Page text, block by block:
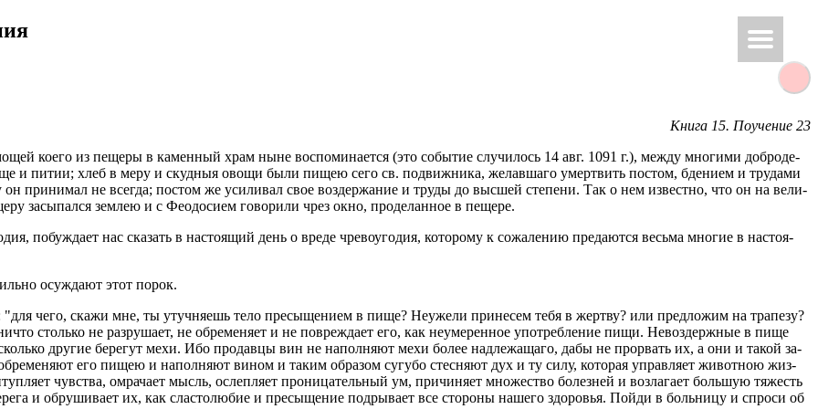
Книга 15. По­уче­ние 23
коего из пе­ще­ры в ка­мен­ный храм ныне вос­по­ми­на­ет­ся (это со­бы­тие слу­чи­лось 14 авг. 1091 г.), между мно­ги­ми доб­ро­де­
и питии; хлеб в меру и скуд­ныя овощи были пищею сего св. по­движ­ни­ка, же­лав­ша­го умерт­вить по­стом, бде­ни­ем и тру­да­ми
при­ни­мал не все­гда; по­стом же уси­ли­вал свое воз­дер­жа­ние и труды до выс­шей сте­пе­ни. Так о нем из­вест­но, что он на ве­ли­
за­сы­пал­ся зем­лею и с Фе­о­до­си­ем го­во­ри­ли чрез окно, про­де­лан­ное в пе­ще­ре.
по­буж­да­ет нас ска­зать в на­сто­я­щий день о вреде чре­во­уго­дия, ко­то­ро­му к со­жа­ле­нию пре­да­ют­ся весь­ма мно­гие в на­сто­я­
осуж­да­ют этот порок.
"для чего, скажи мне, ты утуч­ня­ешь тело пре­сы­ще­ни­ем в пище? Неуже­ли при­не­сем тебя в жерт­ву? или пред­ло­жим на тра­пе­зу?
столь­ко не раз­ру­ша­ет, не обре­ме­ня­ет и не по­вре­жда­ет его, как неуме­рен­ное упо­треб­ле­ние пищи. Невоз­держ­ные в пище
дру­гие бе­ре­гут мехи. Ибо про­дав­цы вин не на­пол­ня­ют мехи более над­ле­жа­ща­го, дабы не про­рвать их, а они и такой за­
его пищею и на­пол­ня­ют вином и таким об­ра­зом су­гу­бо стес­ня­ют дух и ту силу, ко­то­рая управ­ля­ет жи­вот­ною жиз­
чув­ства, омра­ча­ет мысль, ослеп­ля­ет про­ни­ца­тель­ный ум, при­чи­ня­ет мно­же­ство бо­лез­ней и воз­ла­га­ет боль­шую тя­жесть
и об­ру­ши­ва­ет их, как сла­сто­лю­бие и пре­сы­ще­ние под­ры­ва­ет все сто­ро­ны на­ше­го здо­ро­вья. Пойди в боль­ни­цу и спро­си об